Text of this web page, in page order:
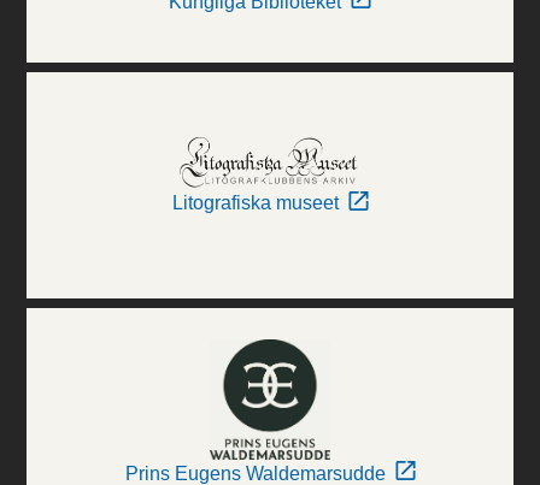
Litografiska museet
Prins Eugens Waldemarsudde